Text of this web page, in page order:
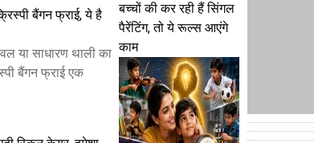
बैंगन फ्राई, ये है
या साधारण थाली का
बैंगन फ्राई एक
बच्चों की कर रही हैं सिंगल
पैरेंटिंग, तो ये रूल्स आएंगे
काम